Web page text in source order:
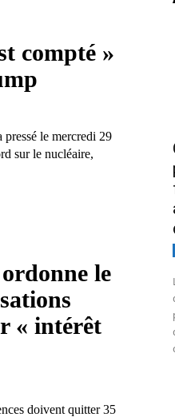
compté »
le mercredi 29
sur le nucléaire,
le
« intérêt
doivent quitter 35